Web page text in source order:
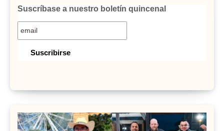
Suscríbase a nuestro boletín quincenal